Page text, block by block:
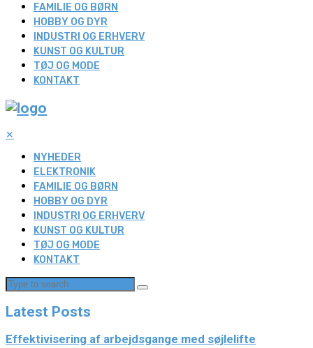
FAMILIE OG BØRN
HOBBY OG DYR
INDUSTRI OG ERHVERV
KUNST OG KULTUR
TØJ OG MODE
KONTAKT
✕
NYHEDER
ELEKTRONIK
FAMILIE OG BØRN
HOBBY OG DYR
INDUSTRI OG ERHVERV
KUNST OG KULTUR
TØJ OG MODE
KONTAKT
Latest Posts
Effektivisering af arbejdsgange med søjlelifte